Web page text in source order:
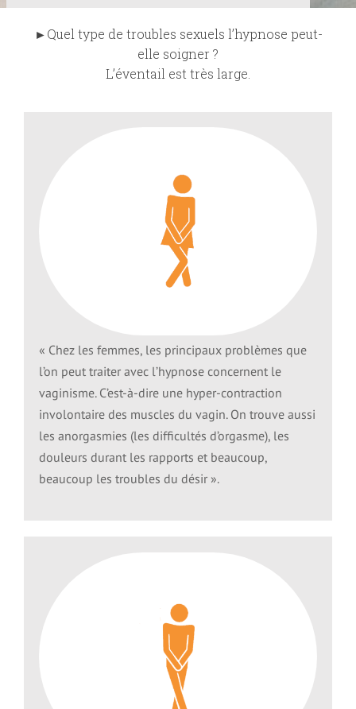
Hypnose pour enfants et adolescents
►Quel type de troubles sexuels l’hypnose peut-
elle soigner ?
L’éventail est très large.
« Chez les femmes, les principaux problèmes que
l’on peut traiter avec l’hypnose concernent le
vaginisme. C’est-à-dire une hyper-contraction
involontaire des muscles du vagin. On trouve aussi
les anorgasmies (les difficultés d’orgasme), les
douleurs durant les rapports et beaucoup,
beaucoup les troubles du désir ».